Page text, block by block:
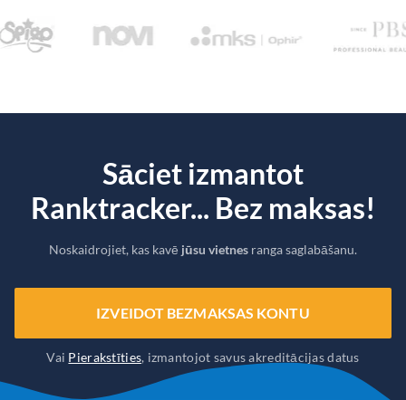
Sāciet izmantot
Ranktracker... Bez maksas!
Noskaidrojiet, kas kavē jūsu vietnes ranga saglabāšanu.
IZVEIDOT BEZMAKSAS KONTU
Vai Pierakstīties, izmantojot savus akreditācijas datus